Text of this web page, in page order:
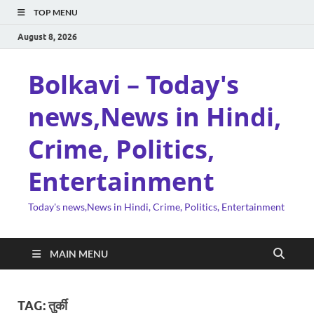
TOP MENU
August 8, 2026
Bolkavi – Today's
news,News in Hindi,
Crime, Politics,
Entertainment
Today's news,News in Hindi, Crime, Politics, Entertainment
MAIN MENU
TAG:तुर्की